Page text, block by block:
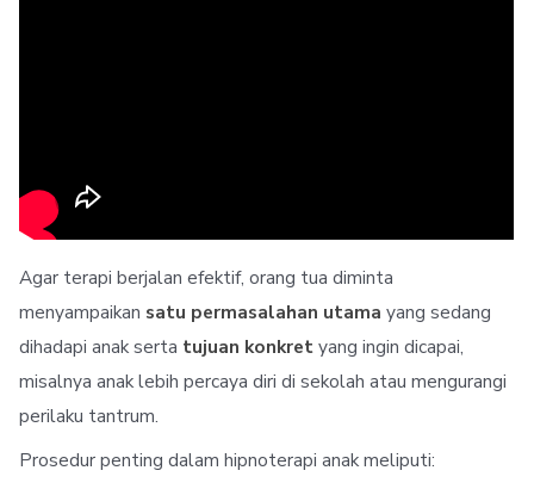
Agar terapi berjalan efektif, orang tua diminta
menyampaikan satu permasalahan utama yang sedang
dihadapi anak serta tujuan konkretyang ingin dicapai,
misalnya anak lebih percaya diri di sekolah atau mengurangi
perilaku tantrum.
Prosedur penting dalam hipnoterapi anak meliputi: